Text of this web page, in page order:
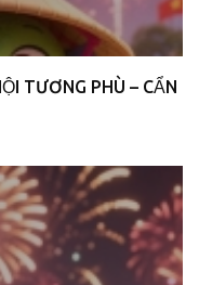
TƯƠNG PHÙ – CẨN